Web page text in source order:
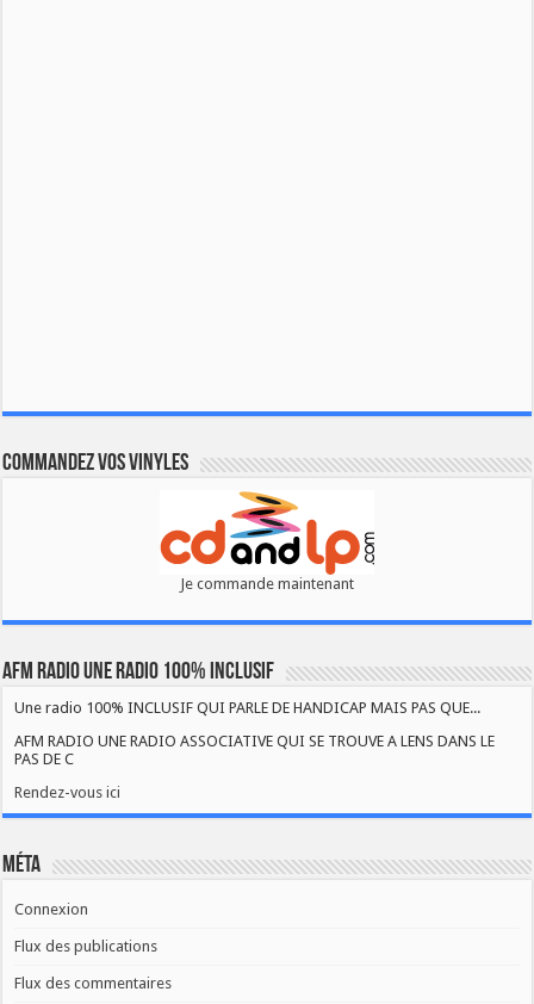
Commandez vos vinyles
Je commande maintenant
AFM RADIO UNE RADIO 100% INCLUSIF
Une radio 100% INCLUSIF QUI PARLE DE HANDICAP MAIS PAS QUE...
AFM RADIO UNE RADIO ASSOCIATIVE QUI SE TROUVE A LENS DANS LE
PAS DE C
Rendez-vous ici
Méta
Connexion
Flux des publications
Flux des commentaires